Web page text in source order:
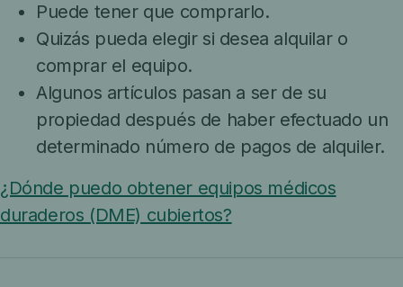
Puede tener que comprarlo.
Quizás pueda elegir si desea alquilar o
comprar el equipo.
Algunos artículos pasan a ser de su
propiedad después de haber efectuado un
determinado número de pagos de alquiler.
¿Dónde puedo obtener equipos médicos
duraderos (DME) cubiertos?